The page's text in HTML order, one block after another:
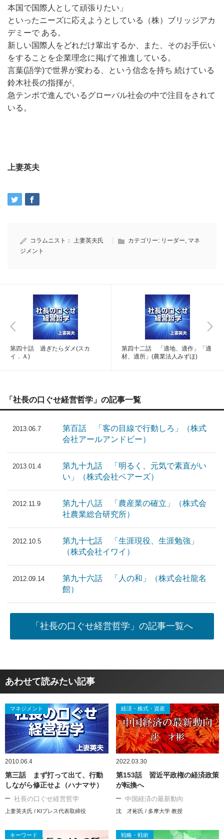
本国で国際人として頑張りたい」
といったニーズに応えようとしている（株）ブリッジアカ
デミーで ある。
新しい国際人をどれだけ輩出するか、また、そのお手伝い
をすることを企業理念に掲げて推進している。
言葉(語学)で世界が変わる、という信念を持ち 続けている
鈴木社長の指揮が、
急テンポで進んでいるグローバル社会の中で注目をされて
いる。
上妻英夫
コラムニスト： 上妻英夫氏 カテゴリー: リーダー, マネ
ジメント
第四十話 過ぎたらダメ(スカ
イ．Ａ)
第四十二話 「適地、適作」「適
材、適所」(農業法人みずほ)
「社長の口ぐせ経営哲学」の記事一覧
2013.06.7
第百話 「客の目線で行動しろ」（株式
会社アールアンドビー）
2013.01.4
第九十九話 「明るく、元気で素直がい
い」（株式会社ベアーズ）
2012.11.9
第九十八話 「農産業の確立」（株式会
社農業総合研究所）
2012.10.5
第九十七話 「生涯現役、生涯勉強」
（株式会社イワイ）
2012.09.14
第九十六話 「人の和」（株式会社龍名
館）
「社長の口ぐせ経営哲学」の記事一覧へ
あわせて読みたい記事
マネジメント
2010.06.4
第三話 まず打って出て、行動
しながら修正せよ（ハナマサ）
社長の口ぐせ経営哲学
上妻英夫氏 / KIプレス代表取締役
経済・株式・資産
2022.03.30
第153話 習近平政権の経済政策
が転換へ
中国経済の最新動向
沈 才彬氏 / 多摩大学 教授
キーワード 戦略・戦術